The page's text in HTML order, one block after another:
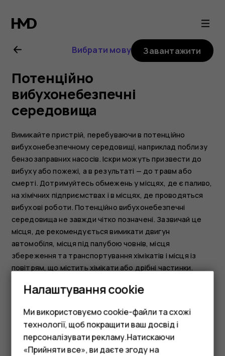
Посібник
користувача
Nokia
2.1
Вибрати мову Завантажити
Потенційно
вибухонебезпечні
середовища
Вимикайте пристрій, перебуваючи в потенційно
вибухонебезпечному середовищі, наприклад поблизу
бензозаправних насосів. Іскри можуть призвести до
вибуху або пожежі, а в результаті — до травм або
смерті. Дотримуйтесь обмежень у місцях, де є паливо,
на хімічних підприємствах і в місцях, де проводяться
вибухові роботи. Потенційно вибухонебезпечні
середовища не завжди чітко позначені. Зазвичай це
місця, де рекомендується вимикати двигун
автомобіля, місця під палубою човнів, місця
збереження та транспортування хімікатів і місця із
повітрям, що містить хімікати або дрібні частинки.
використовується скраплений нафтовий газ
використовувати цей пристрій поблизу такого
транспортного засобу.
Налаштування cookie
Ми використовуємо cookie-файли та схожі
технології, щоб покращити ваш досвід і
персоналізувати рекламу.Натискаючи
«Прийняти все», ви даєте згоду на